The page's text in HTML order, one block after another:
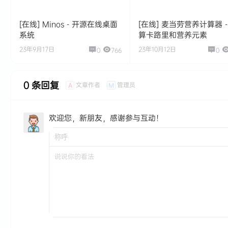
[在线] Minos - 开源在线桌面
系统
23年9月17日 0 766
[在线] 麦当劳营养计算器
算卡路里和营养元素
23年10月12日 0
0 条回复 A 文章作者 M 管理员
欢迎您，新朋友，感谢参与互动！